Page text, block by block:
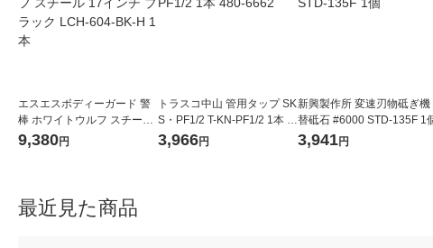
エスエスボディーガード 警
棒 ホワイトウルフ スチール
17インチ ブラック LCH-604
9,380円
トラスコ中山 管用タップ SK
S・PF1/2 T-KN-PF1/2 1本 4
80-6662
3,966円
新興製作所 変速刃物砥ぎ機
替砥石 #6000 STD-135F 1
3,941円
最近見た商品